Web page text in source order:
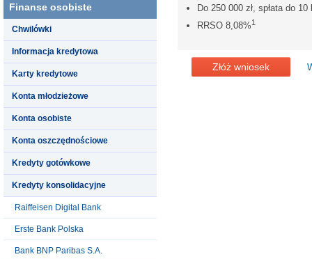
Finanse osobiste
Chwilówki
Informacja kredytowa
Karty kredytowe
Konta młodzieżowe
Konta osobiste
Konta oszczędnościowe
Kredyty gotówkowe
Kredyty konsolidacyjne
Raiffeisen Digital Bank
Erste Bank Polska
Bank BNP Paribas S.A.
Do 250 000 zł, spłata do 10
RRSO 8,08%1
Złóż wniosek